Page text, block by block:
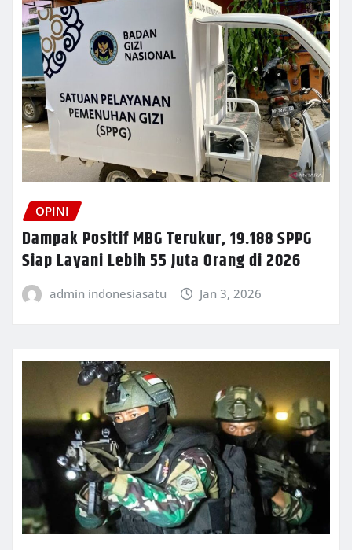
OPINI
Dampak Positif MBG Terukur, 19.188 SPPG
Siap Layani Lebih 55 Juta Orang di 2026
admin indonesiasatu Jan 3, 2026